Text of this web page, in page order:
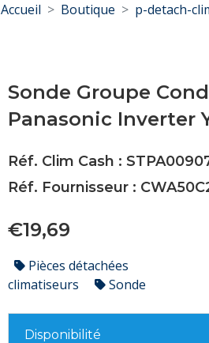
Accueil Boutique p-detach-
Sonde Groupe
Panasonic Inverter
Réf. Clim Cash :
Réf. Fournisseur :
€19,69
Pièces détachées
climatiseurs
Sonde
Disponibilité